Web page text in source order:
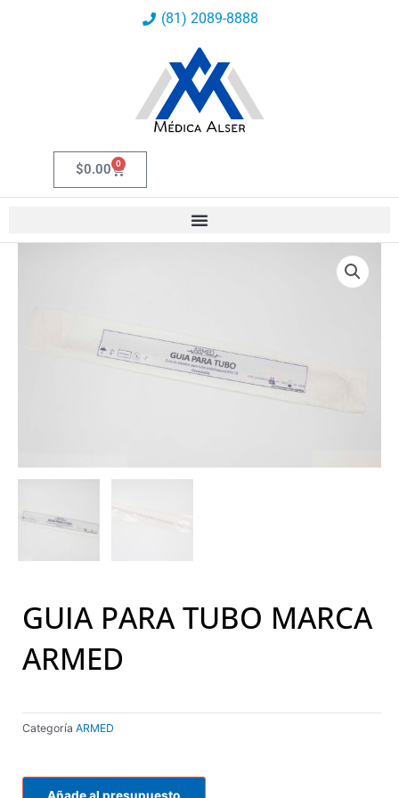
(81) 2089-8888
$0.00 0
Carrito
GUIA PARA TUBO MARCA
ARMED
Categoría ARMED